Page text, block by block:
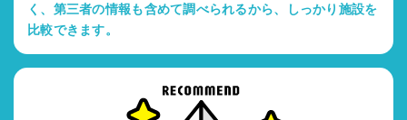
く、第三者の情報も含めて調べられるから、しっかり施設を
比較できます。